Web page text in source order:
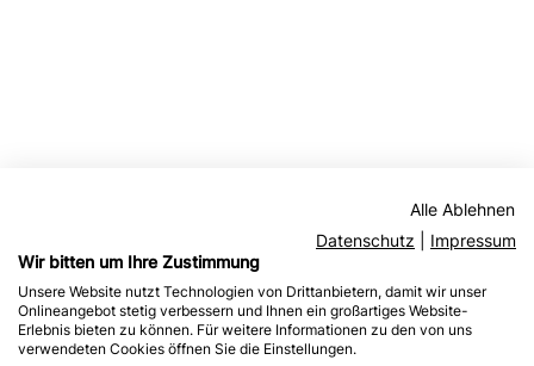
Alle Ablehnen
Datenschutz
Impressum
Wir bitten um Ihre Zustimmung
Unsere Website nutzt Technologien von Drittanbietern, damit wir unser
Onlineangebot stetig verbessern und Ihnen ein großartiges Website-
Erlebnis bieten zu können. Für weitere Informationen zu den von uns
verwendeten Cookies öffnen Sie die Einstellungen.